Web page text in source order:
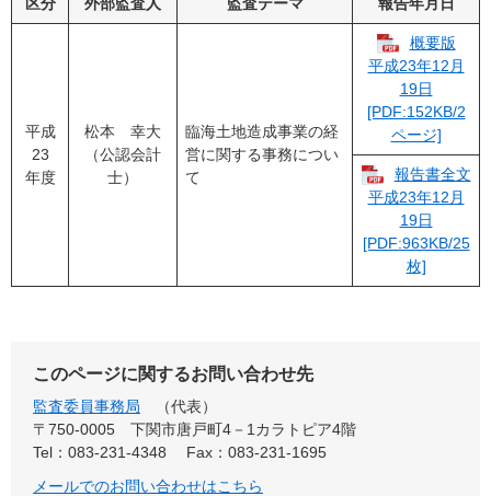
平成
23
年度
松本 幸大
（公認会計
士）
臨海土地造成事業の経
営に関する事務につい
て
概要版
平成23年12月
19日
[PDF:152KB/2
ページ]
報告書全文
平成23年12月
19日
[PDF:963KB/25
枚]
このページに関するお問い合わせ先
監査委員事務局
代表
〒750-0005
下関市唐戸町4－1カラトピア4階
Tel：083-231-4348
Fax：083-231-1695
メールでのお問い合わせはこちら